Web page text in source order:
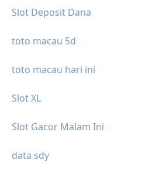
Slot Deposit Dana
toto macau 5d
toto macau hari ini
Slot XL
Slot Gacor Malam Ini
data sdy